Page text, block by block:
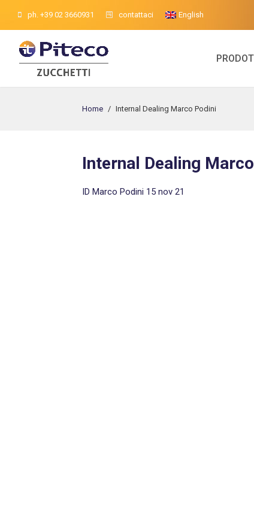
ph. +39 02 3660931 contattaci English
Home / Internal Dealing Marco Podini
Internal Dealing
ID Marco Podini 15 nov 21